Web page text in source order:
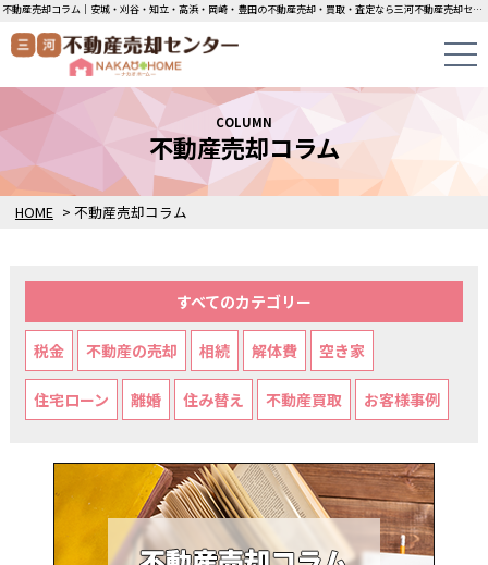
不動産売却コラム｜安城・刈谷・知立・高浜・岡崎・豊田の不動産売却・買取・査定なら三河不動産売却センターにお任せください！土地・中古一戸建ての即日無料査定・即金買取を行っています！
HOME > 不動産売却コラム
COLUMN
不動産売却コラム
すべてのカテゴリー
税金 不動産の売却 相続 解体費 空き家
住宅ローン 離婚 住み替え 不動産買取 お客様事例